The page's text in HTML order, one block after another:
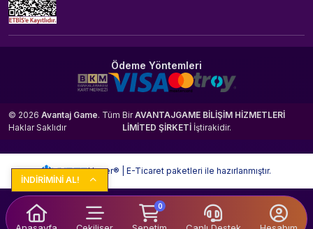
İNDİRİMİNİ AL!
0
Ödeme Yöntemleri
© 2026 Avantaj Game. Tüm
Haklar Saklıdır
BirAVANTAJGAME BİLİŞİM HİZMETLERİ
LİMİTED ŞİRKETİ İştirakidir.
Hyper® | E-Ticaret paketleri ile hazırlanmıştır.